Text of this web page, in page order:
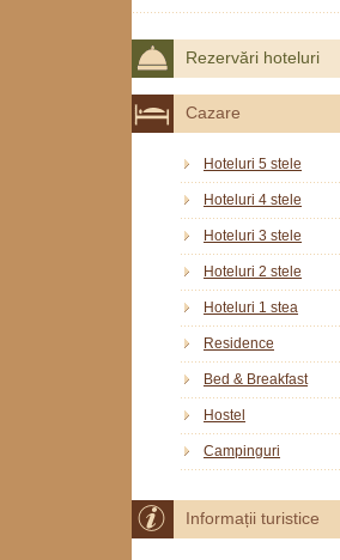
Rezervări hoteluri
Cazare
Hoteluri 5 stele
Hoteluri 4 stele
Hoteluri 3 stele
Hoteluri 2 stele
Hoteluri 1 stea
Residence
Bed & Breakfast
Hostel
Campinguri
Informații turistice